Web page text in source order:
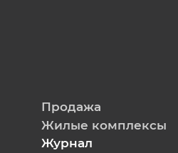
Продажа
Жилые комплексы
Журнал